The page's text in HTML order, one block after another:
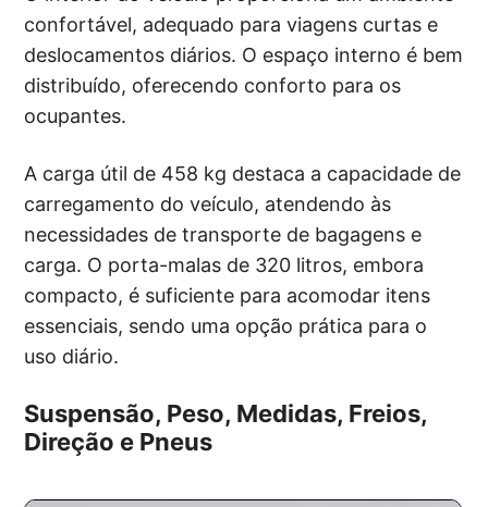
confortável, adequado para viagens curtas e
deslocamentos diários. O espaço interno é bem
distribuído, oferecendo conforto para os
ocupantes.
A carga útil de 458 kg destaca a capacidade de
carregamento do veículo, atendendo às
necessidades de transporte de bagagens e
carga. O porta-malas de 320 litros, embora
compacto, é suficiente para acomodar itens
essenciais, sendo uma opção prática para o
uso diário.
Suspensão, Peso, Medidas, Freios,
Direção e Pneus